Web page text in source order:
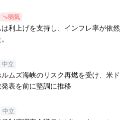
弱気
利上げを支持し、インフレ率が依然
中立
ムズ海峡のリスク再燃を受け、米ド
表を前に堅調に推移
中立